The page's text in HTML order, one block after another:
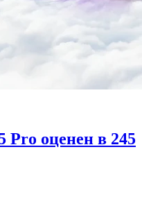
Pro оценен в 245